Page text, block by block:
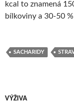
kcal to znamená
bílkoviny a 30-50
SACHARIDY
VÝŽIVA